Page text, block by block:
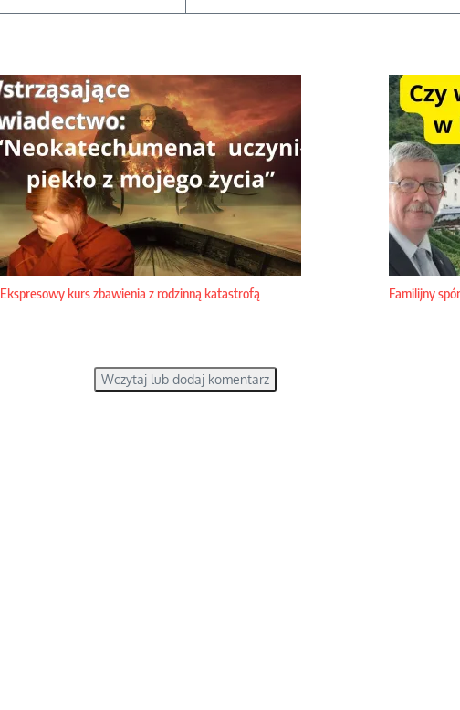
Ekspresowy kurs zbawienia z rodzinną katastrofą Familijny
Wczytaj lub dodaj komentarz